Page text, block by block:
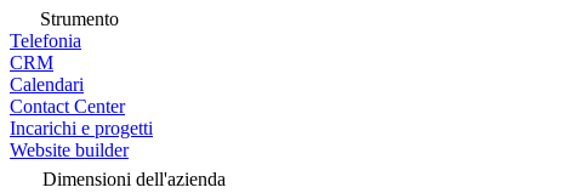
Strumento
Telefonia
CRM
Calendari
Contact Center
Incarichi e progetti
Website builder
Dimensioni dell'azienda